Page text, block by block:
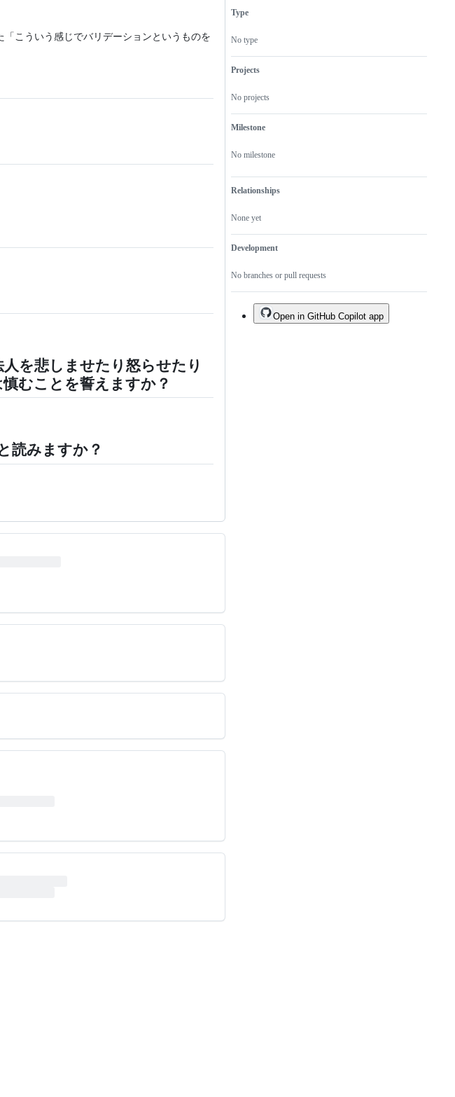
こういう感じでバリデーションというものを
を悲しませたり怒らせたり
むことを誓えますか？
読みますか？
Type
No type
Projects
No projects
Milestone
No milestone
Relationships
None yet
Development
No branches or pull requests
Open in GitHub Copilot app